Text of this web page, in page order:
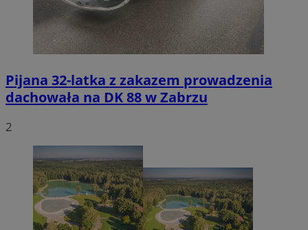
Pijana 32-latka z zakazem prowadzenia
dachowała na DK 88 w Zabrzu
2